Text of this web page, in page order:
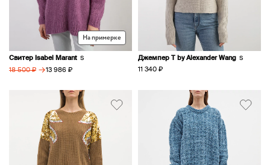
На примерке
Свитер Isabel Marant S
18 500 ₽ → 13 986 ₽
Джемпер T by Alexander Wang S
11 340 ₽